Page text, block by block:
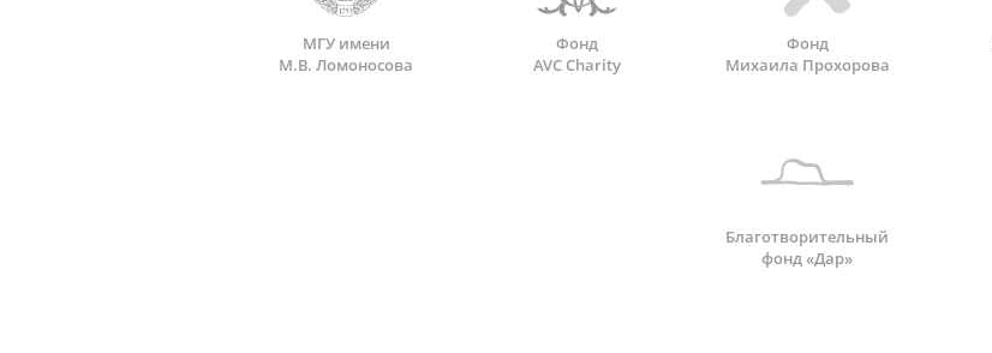
МГУ имени
М.В. Ломоносова
Фонд
AVC Charity
Фонд
Михаила Прохорова
Благотворительный
фонд «Дар»